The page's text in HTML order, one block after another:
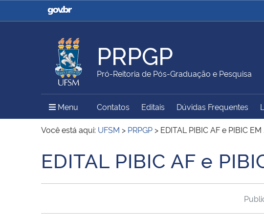
Casa Civil
Ministério da Justiça e
Ministério da Agricultura,
Pecuária e Abastecimento
Ministério da Educação
Ministério do Meio Ambiente Ministério do Turismo
Secretaria de Governo
Gabinete de Segurança
PRPGP
Pró-Reitoria de Pós-Graduação e Pesquisa
Menu Menu Principal do Sítio
Contatos Editais Dúvidas Frequentes
Você está aqui: UFSM > PRPGP > EDITAL PIBIC AF e PIBIC
Início do conteúdo
EDITAL PIBIC AF e